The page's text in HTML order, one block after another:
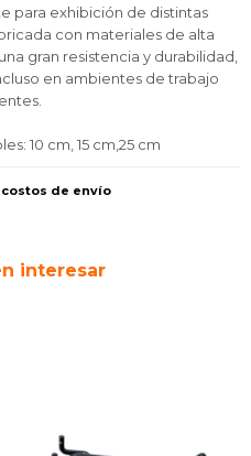
para exhibición de distintas
con materiales de alta
gran resistencia y durabilidad,
en ambientes de trabajo
10 cm, 15 cm,25 cm
de envío
interesar